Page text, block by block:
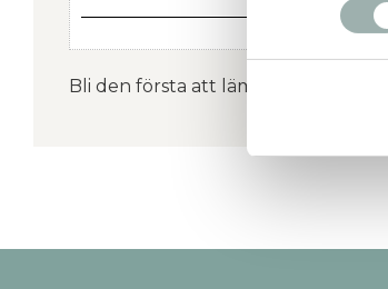
Bli den första att lämna ett omdöme.